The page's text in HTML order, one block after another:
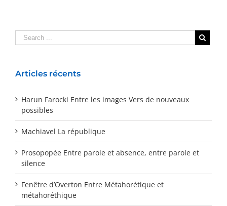
Articles récents
Harun Farocki Entre les images Vers de nouveaux
possibles
Machiavel La république
Prosopopée Entre parole et absence, entre parole et
silence
Fenêtre d’Overton Entre Métahorétique et
métahoréthique